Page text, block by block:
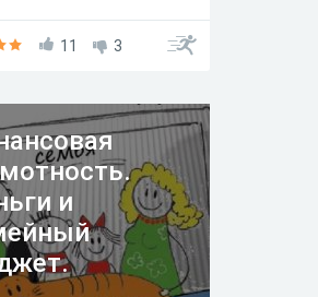
для подготовке к ЕГЭ.
материалы
и учащихся по
теме смотрите на
сайте "История
и педагогам" или
www.istped.com, а
на
«ВидеоHistoriaYrok» htt
channel
J_Cpfc8A?
11 3
и